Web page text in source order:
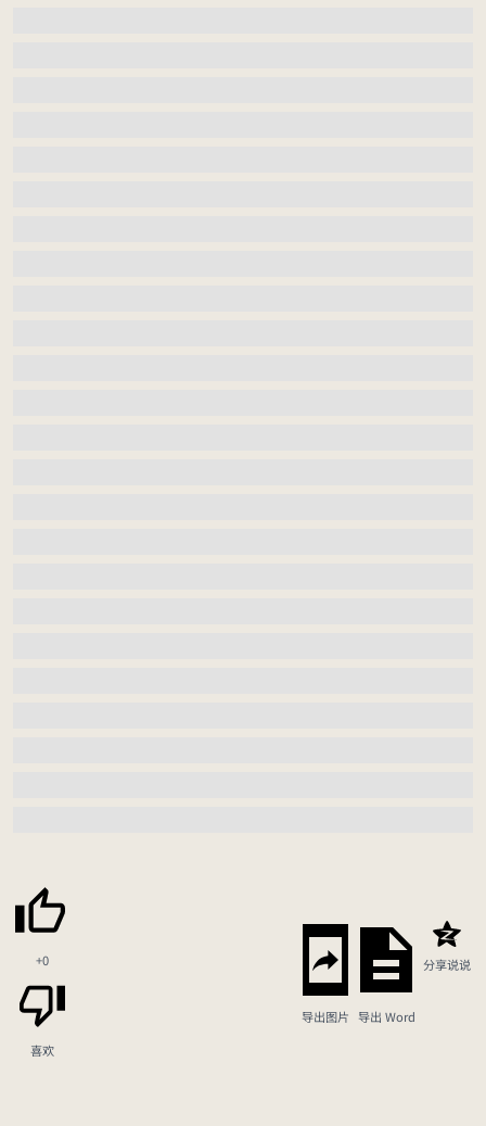
+0
喜欢
导出图片 导出 Word
分享说说